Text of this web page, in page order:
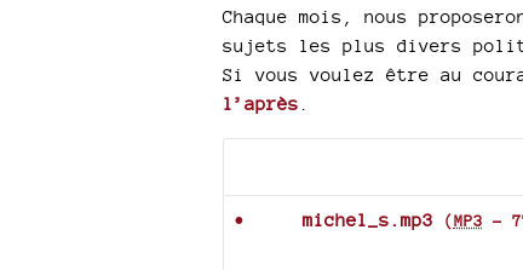
Chaque mois, nous
sujets les plus divers
Si vous voulez être au
l’après
michel_s.mp3 (MP3 -